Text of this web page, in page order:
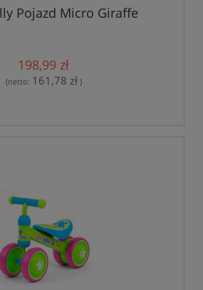
Pojazd Micro Giraffe
198,99 zł
(netto: 161,78 zł)